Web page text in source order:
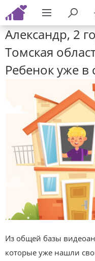
Александр, 2
Томская
Ребенок уже в
Из общей базы
которые уже нашли